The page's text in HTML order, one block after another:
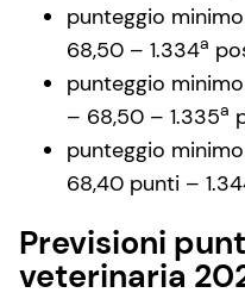
punteggio
68,50 – 1.334a
punteggio
– 68,50 – 1.335a
punteggio
68,40 punti –
Previsioni
veterinaria